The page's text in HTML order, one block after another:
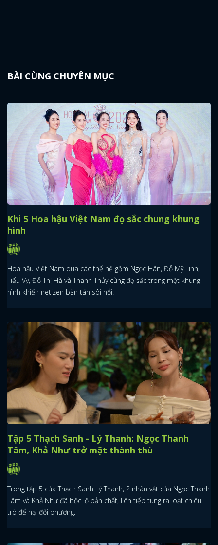
BÀI CÙNG CHUYÊN MỤC
Khi 5 Hoa hậu Việt Nam đọ sắc chung khung
hình
Hoa hậu Việt Nam qua các thế hệ gồm Ngọc Hân, Đỗ Mỹ Linh,
Tiểu Vy, Đỗ Thị Hà và Thanh Thủy cùng đọ sắc trong một khung
hình khiến netizen bàn tán sôi nổi.
Tập 5 Thạch Sanh - Lý Thanh: Ngọc Thanh
Tâm, Khả Như trở mặt thành thù
Trong tập 5 của Thạch Sanh Lý Thanh, 2 nhân vật của Ngọc Thanh
Tâm và Khả Như đã bộc lộ bản chất, liên tiếp tung ra loạt chiêu
trò để hại đối phương.